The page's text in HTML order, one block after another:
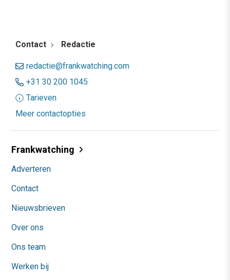
Contact Redactie
redactie@frankwatching.com
+31 30 200 1045
Tarieven
Meer contactopties
Frankwatching
Adverteren
Contact
Nieuwsbrieven
Over ons
Ons team
Werken bij